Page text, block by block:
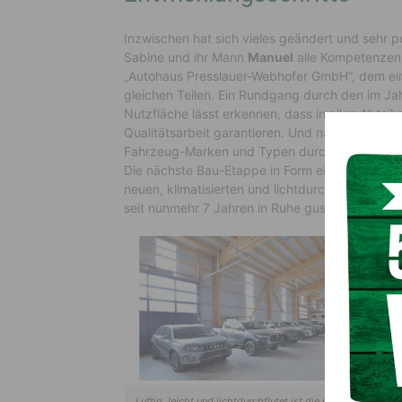
Inzwischen hat sich vieles geändert und sehr
Sabine und ihr Mann Manuel alle
„Autohaus Presslauer-Webhofer GmbH“,
gleichen Teilen. Ein Rundgang durch den im
Nutzfläche lässt erkennen, dass in allen
Qualitätsarbeit garantieren. Und nach wie vor
Fahrzeug-Marken und Typen durchgeführt.
Die nächste Bau-Etappe in Form einer
neuen, klimatisierten und lichtdurchfluteten
seit nunmehr 7 Jahren in Ruhe gustieren und